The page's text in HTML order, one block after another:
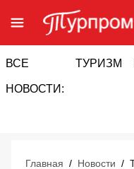
ВСЕ
НОВОСТИ:
ТУРИЗМ
Главная / Новости /